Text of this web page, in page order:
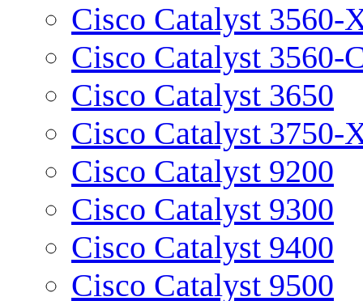
Cisco Catalyst 3560-
Cisco Catalyst 3560-
Cisco Catalyst 3650
Cisco Catalyst 3750-
Cisco Catalyst 9200
Cisco Catalyst 9300
Cisco Catalyst 9400
Cisco Catalyst 9500